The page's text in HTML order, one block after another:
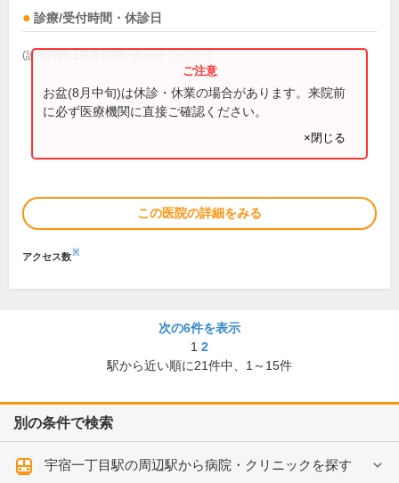
診療/受付時間・休診日
(診療時間は直接お問い合わせください)
お盆(8月中旬)は休診・休業の場合があります。来院前
に必ず医療機関に直接ご確認ください。
×閉じる
この医院の詳細をみる
アクセス数※
次の6件を表示
1 2
駅から近い順に21件中、 1～15件
別の条件で検索
宇宿一丁目駅の周辺駅から病院・クリニックを探す